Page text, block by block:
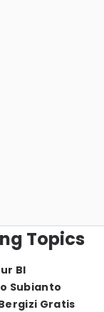
Topics
BI
Subianto
Gratis